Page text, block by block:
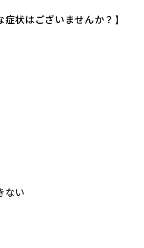
状はございませんか？ 】
ない